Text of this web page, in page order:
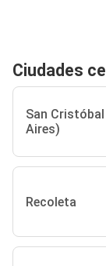
Ciudades
San
Aires)
Recoleta